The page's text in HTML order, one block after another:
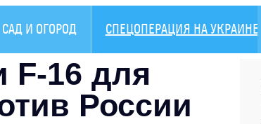
САД И ОГОРОД СПЕЦОПЕРАЦИЯ НА УКРАИНЕ
F-16 для
России